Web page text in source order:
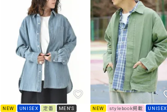
（ｇ） （グラム）
Gives a sense of
HUNTER（ハンター
ICHI（イチ）
ILIMA（イリマ）
NEW UNISEX 定番 MEN'S NEW stylebook掲載
UNISEX